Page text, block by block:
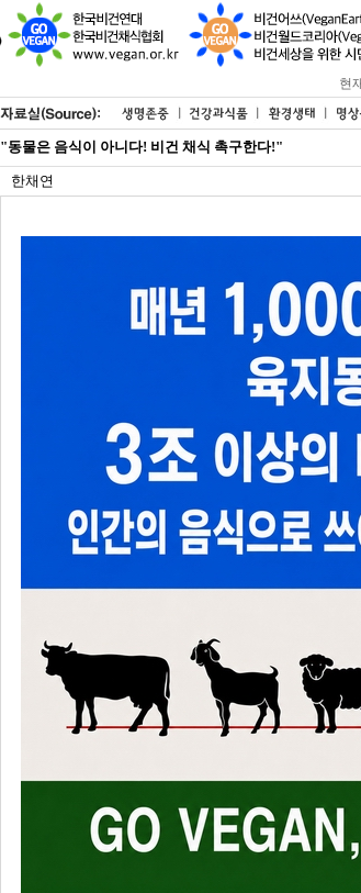
현
"동물은 음식이 아니다! 비건 채식 촉구한다!"
한채연